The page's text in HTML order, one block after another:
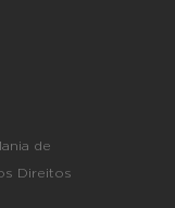
de
Direitos